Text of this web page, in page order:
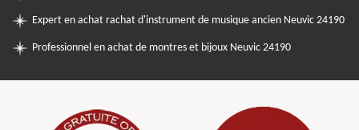
Expert en achat rachat d'instrument de musique ancien Neuvic 24190
Professionnel en achat de montres et bijoux Neuvic 24190